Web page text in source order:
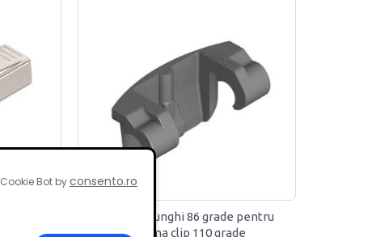
Limitator unghi 86 grade pentru
balama clip 110 grade
Cookie Bot byconsento.ro